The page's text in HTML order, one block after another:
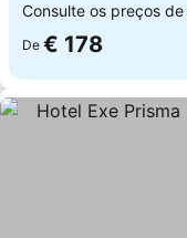
Consulte os preços de
De € 178